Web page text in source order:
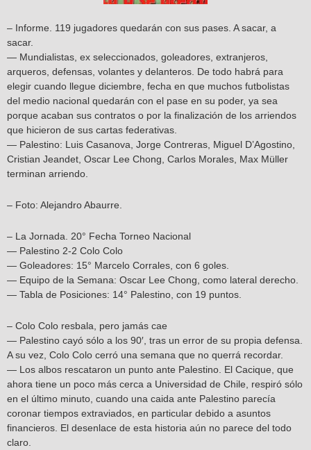
– Informe. 119 jugadores quedarán con sus pases. A sacar, a
sacar.
— Mundialistas, ex seleccionados, goleadores, extranjeros,
arqueros, defensas, volantes y delanteros. De todo habrá para
elegir cuando llegue diciembre, fecha en que muchos futbolistas
del medio nacional quedarán con el pase en su poder, ya sea
porque acaban sus contratos o por la finalización de los arriendos
que hicieron de sus cartas federativas.
— Palestino: Luis Casanova, Jorge Contreras, Miguel D’Agostino,
Cristian Jeandet, Oscar Lee Chong, Carlos Morales, Max Müller
terminan arriendo.
– Foto: Alejandro Abaurre.
– La Jornada. 20° Fecha Torneo Nacional
— Palestino 2-2 Colo Colo
— Goleadores: 15° Marcelo Corrales, con 6 goles.
— Equipo de la Semana: Oscar Lee Chong, como lateral derecho.
— Tabla de Posiciones: 14° Palestino, con 19 puntos.
– Colo Colo resbala, pero jamás cae
— Palestino cayó sólo a los 90′, tras un error de su propia defensa.
A su vez, Colo Colo cerró una semana que no querrá recordar.
— Los albos rescataron un punto ante Palestino. El Cacique, que
ahora tiene un poco más cerca a Universidad de Chile, respiró sólo
en el último minuto, cuando una caida ante Palestino parecía
coronar tiempos extraviados, en particular debido a asuntos
financieros. El desenlace de esta historia aún no parece del todo
claro.